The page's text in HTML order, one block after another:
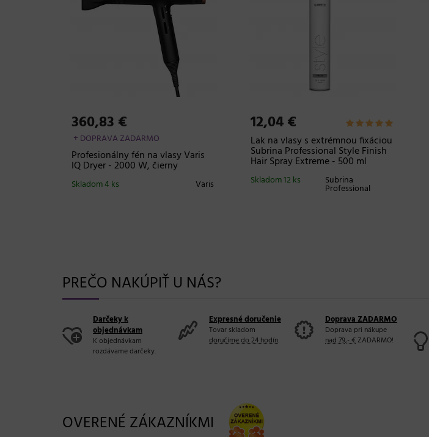
360,83 €
+ DOPRAVA ZADARMO
Profesionálny fén na vlasy Varis
IQ Dryer - 2000 W, čierny
Varis
Skladom 4 ks
12,04 €
Lak na vlasy s extrémnou fixáciou
Subrina Professional Style Finish
Hair Spray Extreme - 500 ml
Subrina
Professional
Skladom 12 ks
PREČO NAKÚPIŤ U NÁS?
Darčeky k
objednávkam
K objednávkam
rozdávame darčeky.
Expresné doručenie
Tovar skladom
doručíme do 24 hodín.
Doprava ZADARMO
Doprava pri nákupe
nad 79,- €ZADARMO!
OVERENÉ ZÁKAZNÍKMI